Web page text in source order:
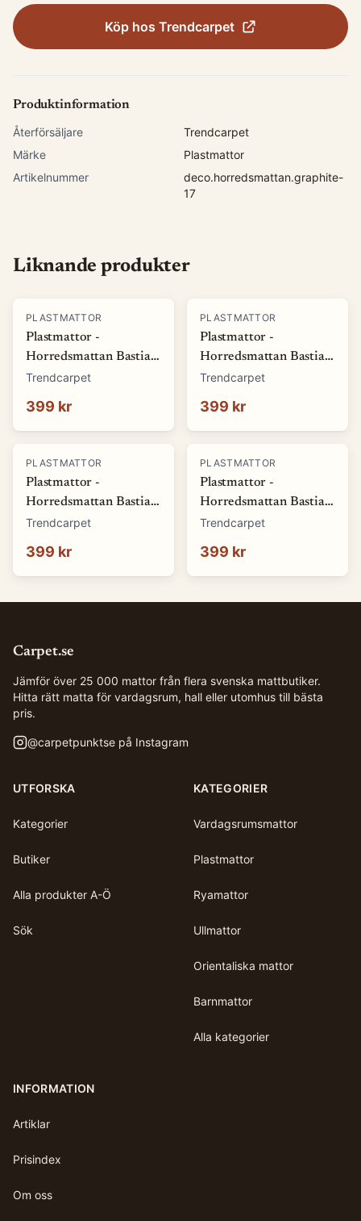
Köp hos Trendcarpet
Produktinformation
Återförsäljare
Trendcarpet
Märke
Plastmattor
Artikelnummer
deco.horredsmattan.graphite-
17
Liknande produkter
PLASTMATTOR
Plastmattor -
Horredsmattan Bastian
(grön) (Storlek: 70 x 50
Trendcarpet
399 kr
PLASTMATTOR
Plastmattor -
Horredsmattan Bastian
(röd) (Storlek: 70 x 50
Trendcarpet
399 kr
PLASTMATTOR
Plastmattor -
Horredsmattan Bastian
(blå) (Storlek: 70 x 50
Trendcarpet
399 kr
PLASTMATTOR
Plastmattor -
Horredsmattan Bastian
(brun) (Storlek: 70 x 50
Trendcarpet
399 kr
Carpet.se
Jämför över 25 000 mattor från flera svenska mattbutiker.
Hitta rätt matta för vardagsrum, hall eller utomhus till bästa
pris.
@carpetpunktse på Instagram
UTFORSKA
Kategorier
Butiker
Alla produkter A-Ö
Sök
KATEGORIER
Vardagsrumsmattor
Plastmattor
Ryamattor
Ullmattor
Orientaliska mattor
Barnmattor
Alla kategorier
INFORMATION
Artiklar
Prisindex
Om oss